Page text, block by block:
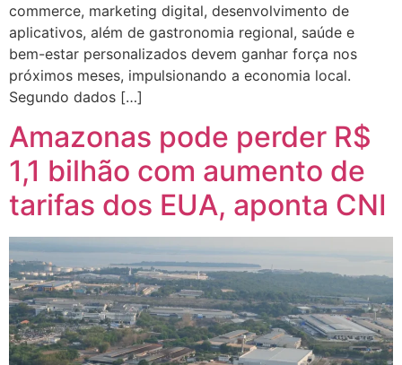
commerce, marketing digital, desenvolvimento de
aplicativos, além de gastronomia regional, saúde e
bem-estar personalizados devem ganhar força nos
próximos meses, impulsionando a economia local.
Segundo dados […]
Amazonas pode perder R$
1,1 bilhão com aumento de
tarifas dos EUA, aponta CNI